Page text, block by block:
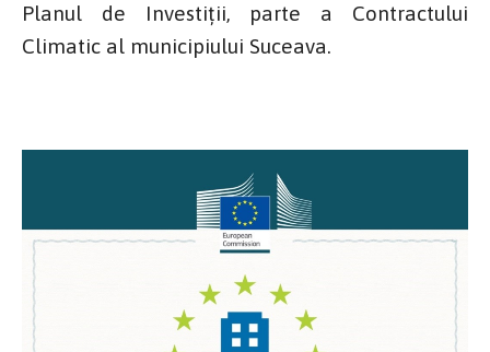
Planul de Investiții, parte a Contractului
Climatic al municipiului Suceava.